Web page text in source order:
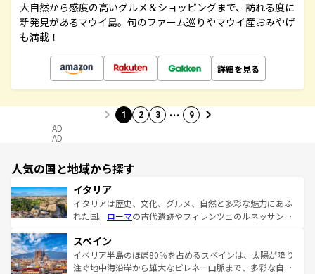
大自然から感度の高いグルメ＆ショッピングまで、訪れる度に
新発見があるマウイ島。旬のファーム巡りやマウイ産おみやげ
も満載！
詳細を見る
1 2 3 … 9
AD
AD
人気の国と地域から探す
イタリア
イタリアは歴史、文化、グルメ、自然と多彩な魅力にあふ
れた国。 ローマの古代遺跡やフィレンツェのルネッサンス
ろん、トスカーナの美しい田園風景やアマルフィ海岸の絶
景など、自然景観も見逃せない。観光の合間には、本場の
ピザやパスタなど、絶品のイタリア料理を堪能することも
スペイン
イベリア半島のほぼ80％を占めるスペインは、太陽が降り
注ぐ地中海沿岸から雄大なピレネー山脈まで、多彩な自然